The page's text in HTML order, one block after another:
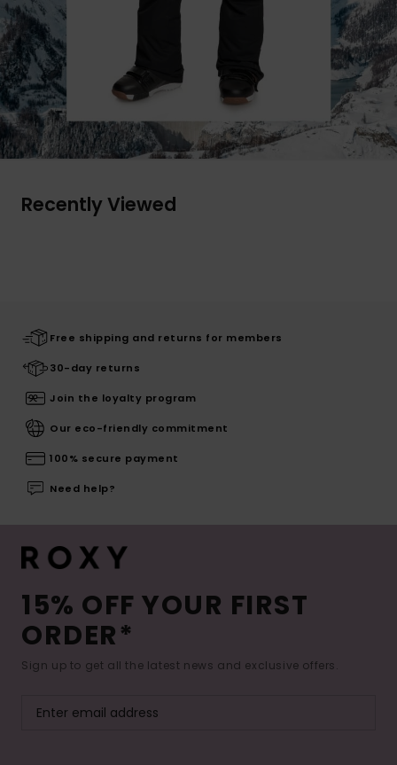
Recently Viewed
Free shipping and returns for members
30-day returns
Join the loyalty program
Our eco-friendly commitment
100% secure payment
Need help?
15% OFF YOUR FIRST
ORDER*
Sign up to get all the latest news and exclusive offers.